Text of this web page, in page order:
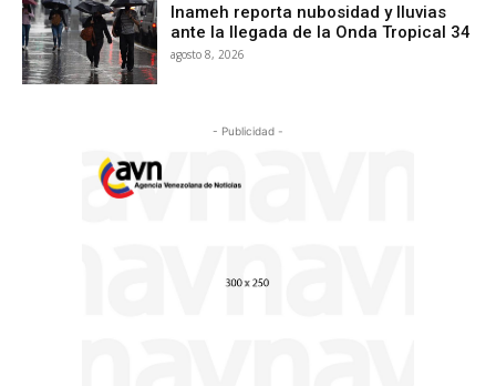
Inameh reporta nubosidad y lluvias
ante la llegada de la Onda Tropical 34
agosto 8, 2026
- Publicidad -